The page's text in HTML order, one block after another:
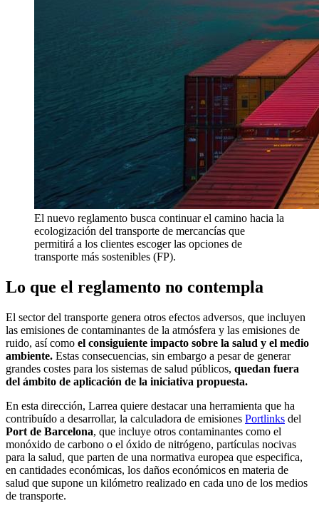
El nuevo reglamento busca continuar el camino hacia la
ecologización del transporte de mercancías que
permitirá a los clientes escoger las opciones de
transporte más sostenibles (FP).
Lo que el reglamento no contempla
El sector del transporte genera otros efectos adversos, que incluyen
las emisiones de contaminantes de la atmósfera y las emisiones de
ruido, así como el consiguiente impacto sobre la salud y el medio
ambiente. Estas consecuencias, sin embargo a pesar de generar
grandes costes para los sistemas de salud públicos, quedan fuera
del ámbito de aplicación de la iniciativa propuesta.
En esta dirección, Larrea quiere destacar una herramienta que ha
contribuído a desarrollar, la calculadora de emisiones Portlinks del
Port de Barcelona, que incluye otros contaminantes como el
monóxido de carbono o el óxido de nitrógeno, partículas nocivas
para la salud, que parten de una normativa europea que especifica,
en cantidades económicas, los daños económicos en materia de
salud que supone un kilómetro realizado en cada uno de los medios
de transporte.